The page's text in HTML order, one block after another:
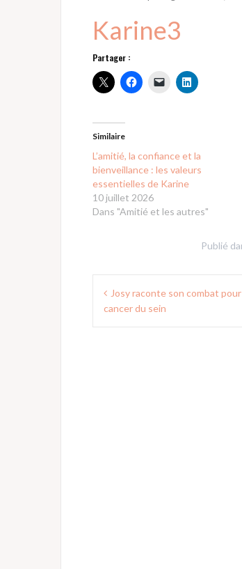
Karine3
Partager :
Similaire
L’amitié, la confiance et la
bienveillance : les valeurs
essentielles de Karine
10 juillet 2026
Dans "Amitié et les autres"
Publié
Navigation
de Josy raconte son combat
cancer du sein